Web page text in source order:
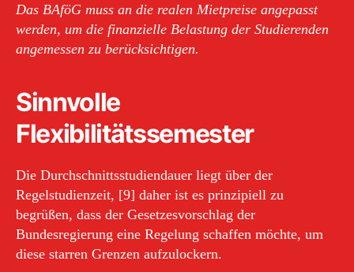
Das BAföG muss an die realen Mietpreise angepasst
werden, um die finanzielle Belastung der Studierenden
angemessen zu berücksichtigen.
Sinnvolle
Flexibilitätssemester
Die Durchschnittsstudiendauer liegt über der
Regelstudienzeit, [9] daher ist es prinzipiell zu
begrüßen, dass der Gesetzesvorschlag der
Bundesregierung eine Regelung schaffen möchte, um
diese starren Grenzen aufzulockern.